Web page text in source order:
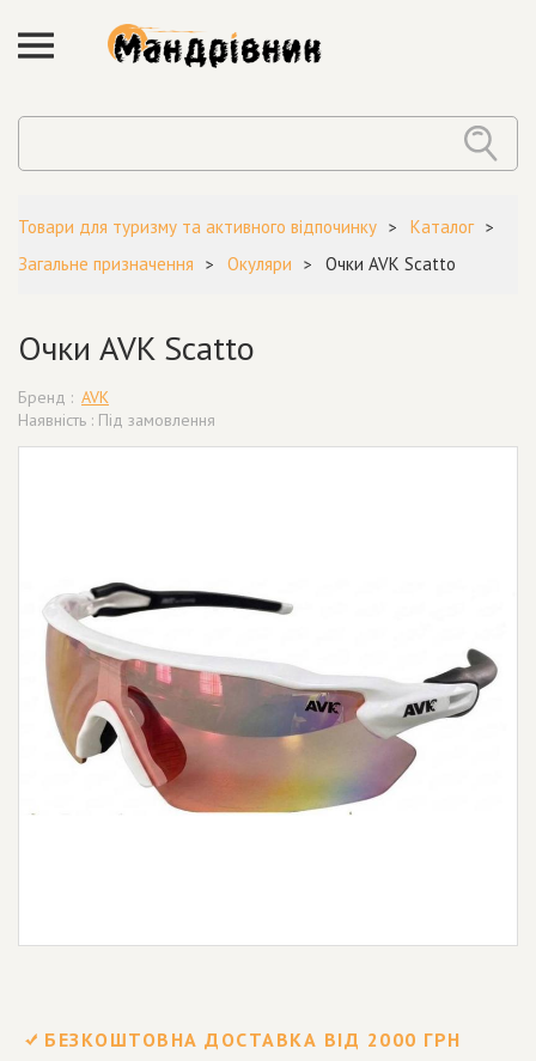
Товари для туризму та активного відпочинку
Каталог
Загальне призначення
Окуляри Очки AVK Scatto
Очки AVK Scatto
Бренд : AVK
Наявність : Під замовлення
БЕЗКОШТОВНА ДОСТАВКА ВІД 2000 ГРН